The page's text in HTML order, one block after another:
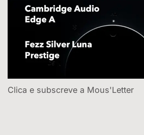
Clica e subscreve a Mous'Letter